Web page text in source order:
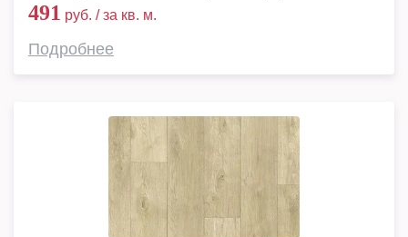
491 руб. / за кв. м.
Подробнее